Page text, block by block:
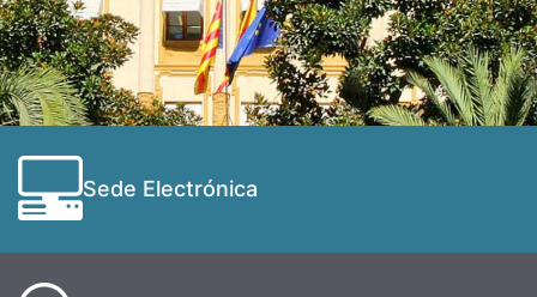
Sede Electrónica